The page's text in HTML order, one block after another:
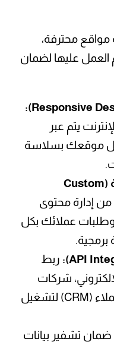
محترفة،
العمل عليها لضمان
الإنترنت يتم عبر
موقعك بسلاسة
برمجة لوحة تحكم سهلة (Custom
من إدارة محتوى
عملائك بكل
برمجية.
ربط
شركات
الشحن، أو برامج إدارة العملاء (CRM) لتشغيل
ضمان تشفير بيانات